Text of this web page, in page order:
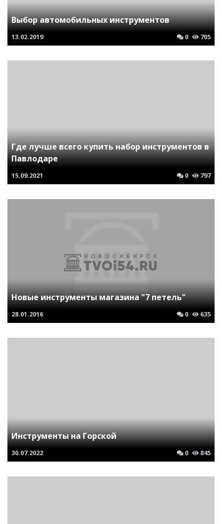
Выбор автомобильных инструментов
13.02.2019 0 705
Где лучше всего купить набор инструментов в
Павлодаре
15.09.2021 0 797
Новые инструменты магазина "7 петель"
28.01.2016 0 635
Инструменты на Горской
30.07.2022 0 845